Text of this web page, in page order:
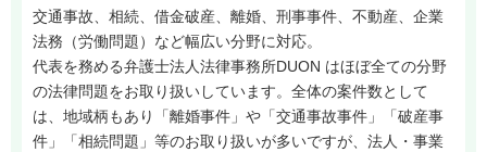
交通事故、相続、借金破産、離婚、刑事事件、不動産、企業
法務（労働問題）など幅広い分野に対応。
代表を務める弁護士法人法律事務所DUON はほぼ全ての分野
の法律問題をお取り扱いしています。全体の案件数として
は、地域柄もあり「離婚事件」や「交通事故事件」「破産事
件」「相続問題」等のお取り扱いが多いですが、法人・事業